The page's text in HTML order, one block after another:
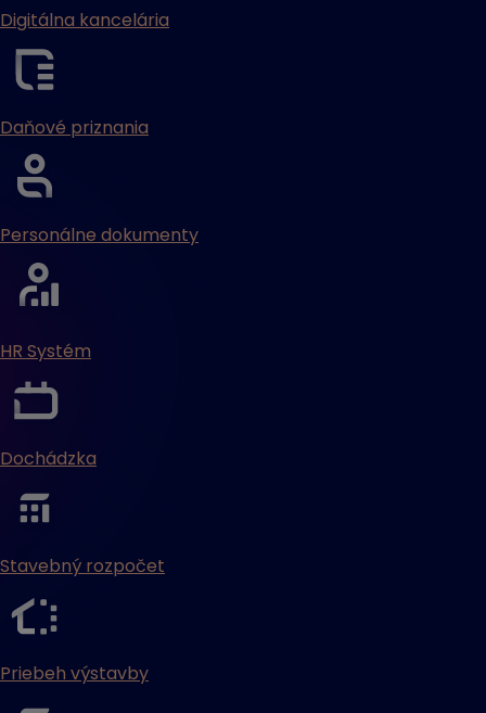
Digitálna kancelária
Daňové priznania
Personálne dokumenty
HR Systém
Dochádzka
Stavebný rozpočet
Priebeh výstavby